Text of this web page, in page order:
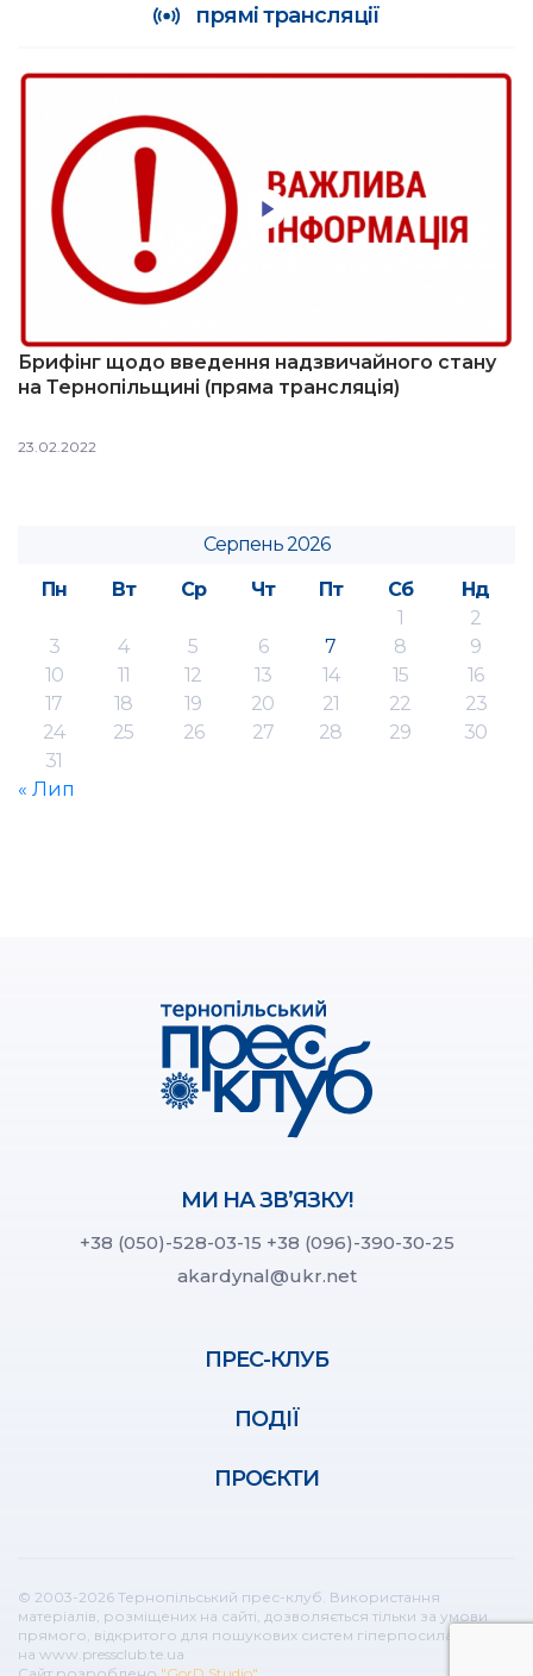
прямі трансляції
Брифінг щодо введення надзвичайного стану
на Тернопільщині (пряма трансляція)
23.02.2022
Серпень 2026
Пн
Вт Ср Чт Пт Сб
Нд
1
2
3
4 5 6 7 8
9
10
11 12 13 14 15
16
17
18 19 20 21 22
23
24
25 26 27 28 29
30
31
« Лип
МИ НА ЗВ’ЯЗКУ!
+38 (050)-528-03-15 +38 (096)-390-30-25
akardynal@ukr.net
ПРЕС-КЛУБ
ПОДІЇ
ПРОЄКТИ
© 2003-2026 Тернопільський прес-клуб. Використання
матеріалів, розміщених на сайті, дозволяється тільки за умови
прямого, відкритого для пошукових систем гіперпосилання
на www.pressclub.te.ua